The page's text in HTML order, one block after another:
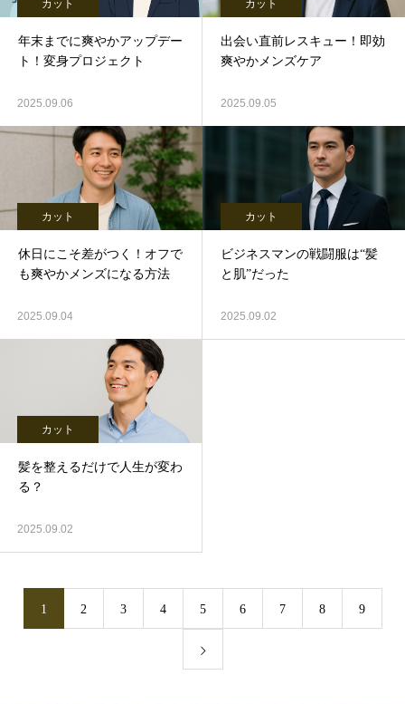
カット
年末までに爽やかアップデー
ト！変身プロジェクト
2025.09.06
カット
出会い直前レスキュー！即効
爽やかメンズケア
2025.09.05
カット
休日にこそ差がつく！オフで
も爽やかメンズになる方法
2025.09.04
カット
ビジネスマンの戦闘服は“髪
と肌”だった
2025.09.02
カット
髪を整えるだけで人生が変わ
る？
2025.09.02
1 2 3 4 5 6 7 8 9